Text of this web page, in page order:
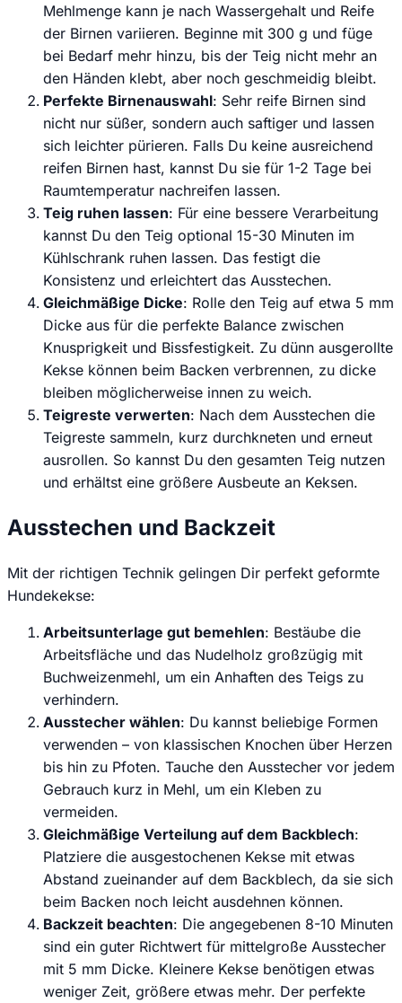
Mehlmenge kann je nach Wassergehalt und Reife
der Birnen variieren. Beginne mit 300 g und füge
bei Bedarf mehr hinzu, bis der Teig nicht mehr an
den Händen klebt, aber noch geschmeidig bleibt.
Perfekte Birnenauswahl: Sehr reife Birnen sind
nicht nur süßer, sondern auch saftiger und lassen
sich leichter pürieren. Falls Du keine ausreichend
reifen Birnen hast, kannst Du sie für 1-2 Tage bei
Raumtemperatur nachreifen lassen.
Teig ruhen lassen: Für eine bessere Verarbeitung
kannst Du den Teig optional 15-30 Minuten im
Kühlschrank ruhen lassen. Das festigt die
Konsistenz und erleichtert das Ausstechen.
Gleichmäßige Dicke: Rolle den Teig auf etwa 5 mm
Dicke aus für die perfekte Balance zwischen
Knusprigkeit und Bissfestigkeit. Zu dünn ausgerollte
Kekse können beim Backen verbrennen, zu dicke
bleiben möglicherweise innen zu weich.
Teigreste verwerten: Nach dem Ausstechen die
Teigreste sammeln, kurz durchkneten und erneut
ausrollen. So kannst Du den gesamten Teig nutzen
und erhältst eine größere Ausbeute an Keksen.
Ausstechen und Backzeit
Mit der richtigen Technik gelingen Dir perfekt geformte
Hundekekse:
Arbeitsunterlage gut bemehlen: Bestäube die
Arbeitsfläche und das Nudelholz großzügig mit
Buchweizenmehl, um ein Anhaften des Teigs zu
verhindern.
Ausstecher wählen: Du kannst beliebige Formen
verwenden – von klassischen Knochen über Herzen
bis hin zu Pfoten. Tauche den Ausstecher vor jedem
Gebrauch kurz in Mehl, um ein Kleben zu
vermeiden.
Gleichmäßige Verteilung auf dem Backblech:
Platziere die ausgestochenen Kekse mit etwas
Abstand zueinander auf dem Backblech, da sie sich
beim Backen noch leicht ausdehnen können.
Backzeit beachten: Die angegebenen 8-10 Minuten
sind ein guter Richtwert für mittelgroße Ausstecher
mit 5 mm Dicke. Kleinere Kekse benötigen etwas
weniger Zeit, größere etwas mehr. Der perfekte